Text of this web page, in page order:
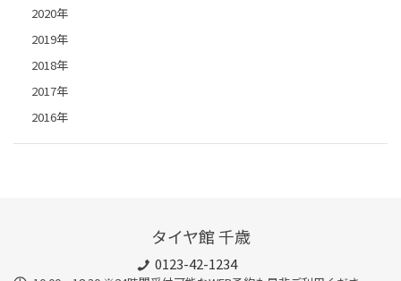
2020年
2019年
2018年
2017年
2016年
タイヤ館 千歳
0123-42-1234